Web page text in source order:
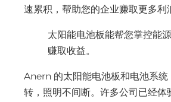
速累积，帮助您的企业赚取更多利
太阳能电池板能帮您掌控能
赚取收益。
Anern 的太阳能电池板和电池系
转，照明不间断。许多公司已经